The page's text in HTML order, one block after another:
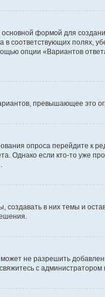
основной формой для
соответствующих полях,
опции «Вариантов
превышающее это
опроса перейдите к
Однако если кто-то уже
в них темы и
не разрешить
с администратором